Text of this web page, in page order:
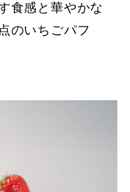
食感と華やかな
のいちごパフ